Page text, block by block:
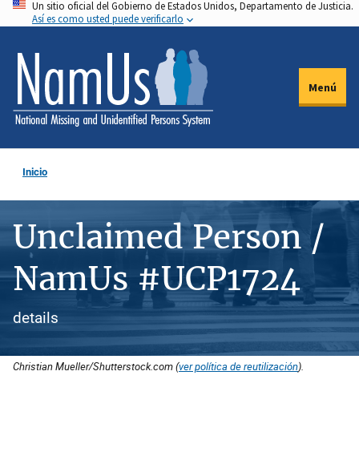
Pasar
al
contenido
principal
Un sitio oficial del Gobierno de Estados Unidos, Departamento de Justicia.
Así es como usted puede verificarlo
Menú
Inicio
Unclaimed Person /
NamUs #UCP1724
details
Christian Mueller/Shutterstock.com (ver política de reutilización).